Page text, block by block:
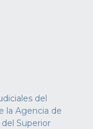
del
la Agencia de
Superior